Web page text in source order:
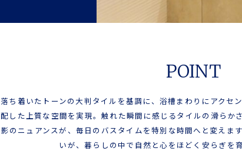
POINT
落ち着いたトーンの大判タイルを基調に、浴槽まわりにアクセ
配した上質な空間を実現。触れた瞬間に感じるタイルの滑らか
影のニュアンスが、毎日のバスタイムを特別な時間へと変えま
いが、暮らしの中で自然と心をほどく安らぎを